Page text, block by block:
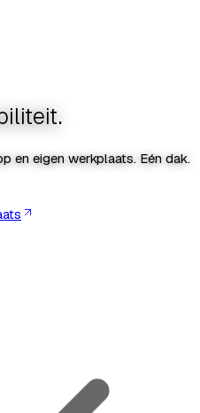
en eigen werkplaats. Eén dak.